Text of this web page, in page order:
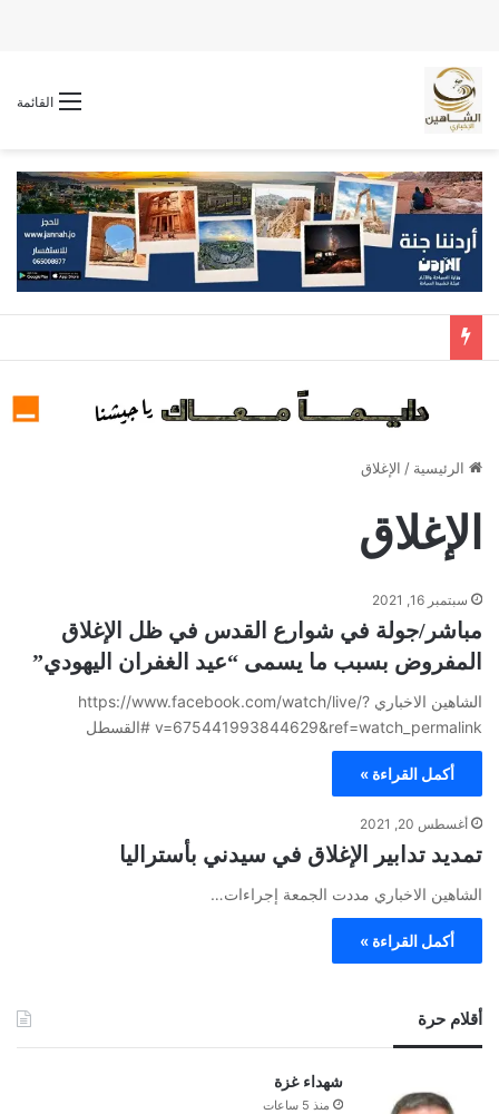
القائمة
الرئيسية / الإغلاق
الإغلاق
سبتمبر 16, 2021
مباشر/جولة في شوارع القدس في ظل الإغلاق
المفروض بسبب ما يسمى “عيد الغفران اليهودي”
الشاهين الاخباري https://www.facebook.com/watch/live/?
v=675441993844629&ref=watch_permalink #القسطل
أكمل القراءة »
أغسطس 20, 2021
تمديد تدابير الإغلاق في سيدني بأستراليا
الشاهين الاخباري مددت الجمعة إجراءات…
أكمل القراءة »
أقلام حرة
شهداء غزة
منذ 5 ساعات